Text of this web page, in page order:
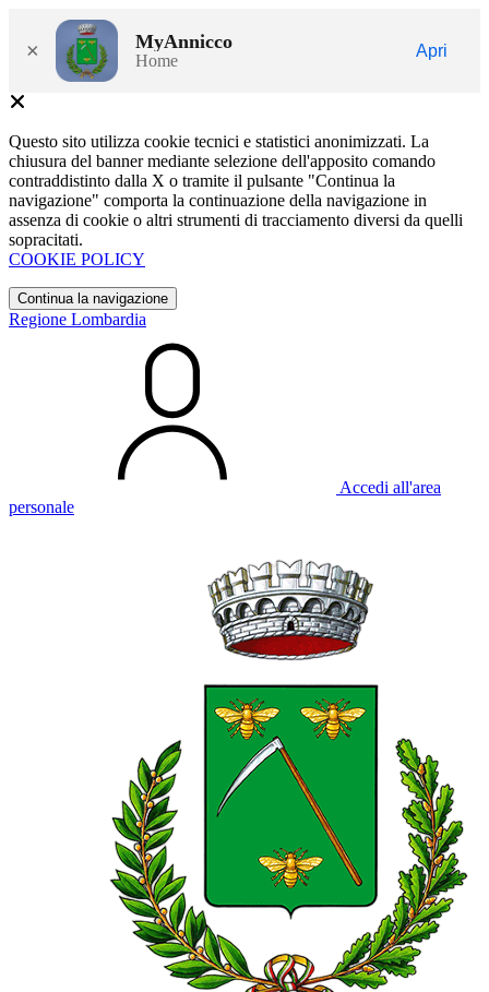
× MyAnnicco
Home
Apri
Questo sito utilizza cookie tecnici e statistici anonimizzati. La
chiusura del banner mediante selezione dell'apposito comando
contraddistinto dalla X o tramite il pulsante "Continua la
navigazione" comporta la continuazione della navigazione in
assenza di cookie o altri strumenti di tracciamento diversi da quelli
sopracitati.
COOKIE POLICY
Continua la navigazione
Regione Lombardia
Accedi all'area
personale